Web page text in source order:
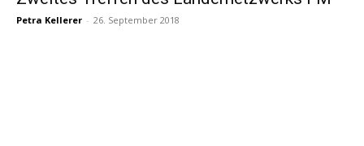
Petra Kellerer - 26. September 2018